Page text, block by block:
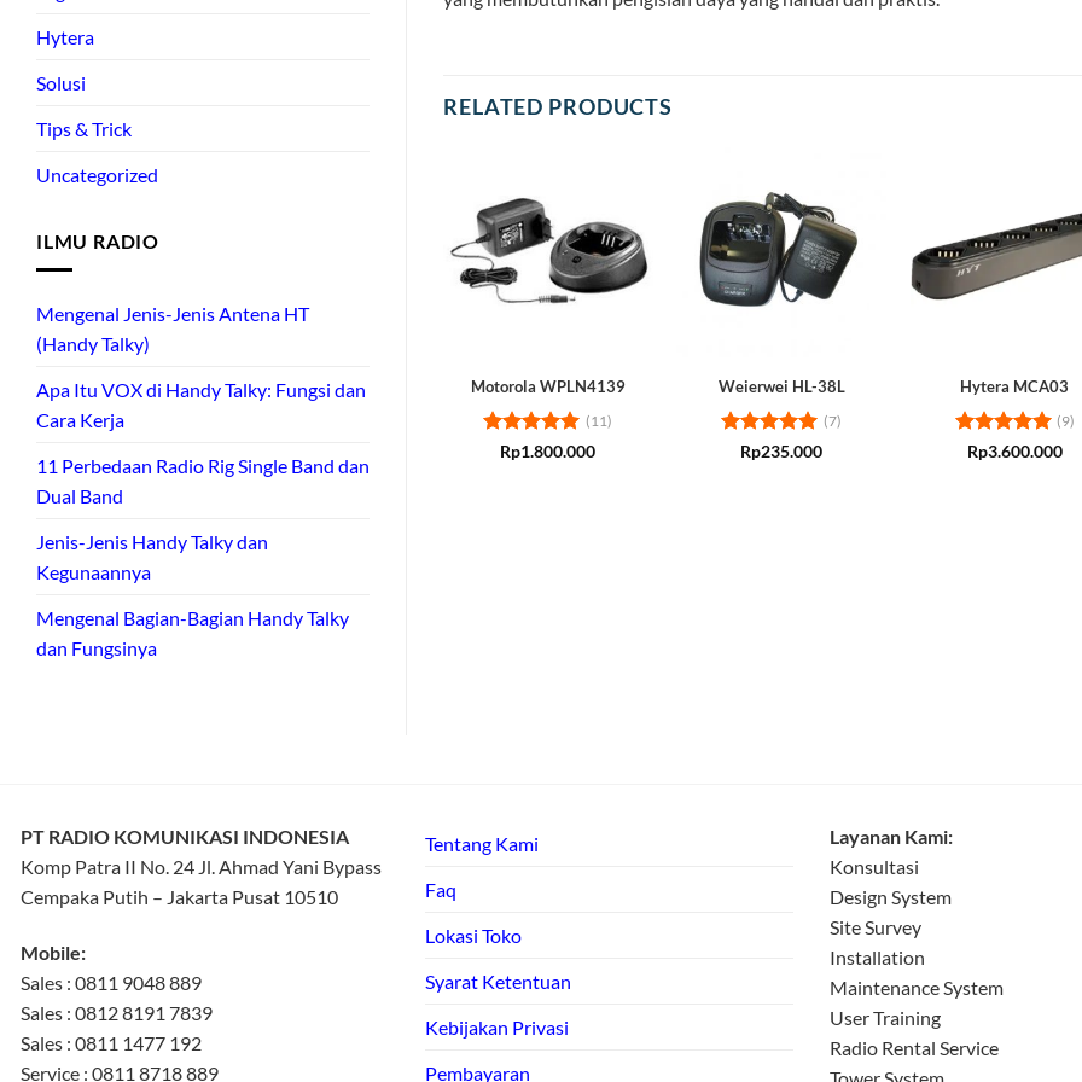
Hytera
Solusi
Tips & Trick
Uncategorized
ILMU RADIO
Mengenal Jenis-Jenis Antena HT
(Handy Talky)
Apa Itu VOX di Handy Talky: Fungsi dan
Cara Kerja
11 Perbedaan Radio Rig Single Band dan
Dual Band
Jenis-Jenis Handy Talky dan
Kegunaannya
Mengenal Bagian-Bagian Handy Talky
dan Fungsinya
RELATED PRODUCTS
Motorola WPLN4139
Rated5
(11)
Rp1.800.000
Weierwei HL-38L
Rated5
(7)
Rp235.000
Hytera MCA03
Rated5
(9)
Rp3.600.000
PT RADIO KOMUNIKASI INDONESIA
Komp Patra II No. 24 Jl. Ahmad Yani Bypass
Cempaka Putih – Jakarta Pusat 10510
Mobile:
Sales : 0811 9048 889
Sales : 0812 8191 7839
Sales : 0811 1477 192
Service : 0811 8718 889
Tentang Kami
Faq
Lokasi Toko
Syarat Ketentuan
Kebijakan Privasi
Pembayaran
Layanan Kami:
Konsultasi
Design System
Site Survey
Installation
Maintenance System
User Training
Radio Rental Service